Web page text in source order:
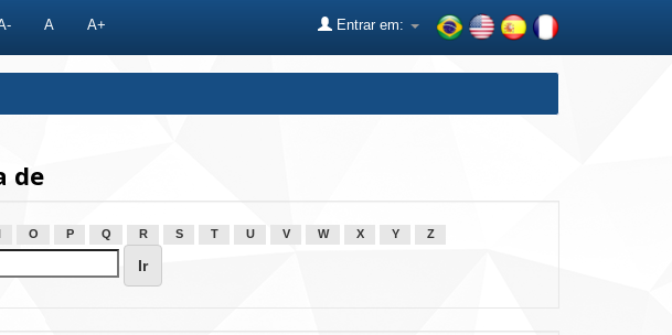
A A+ Entrar em:
de
O P Q R S T U V W X Y Z